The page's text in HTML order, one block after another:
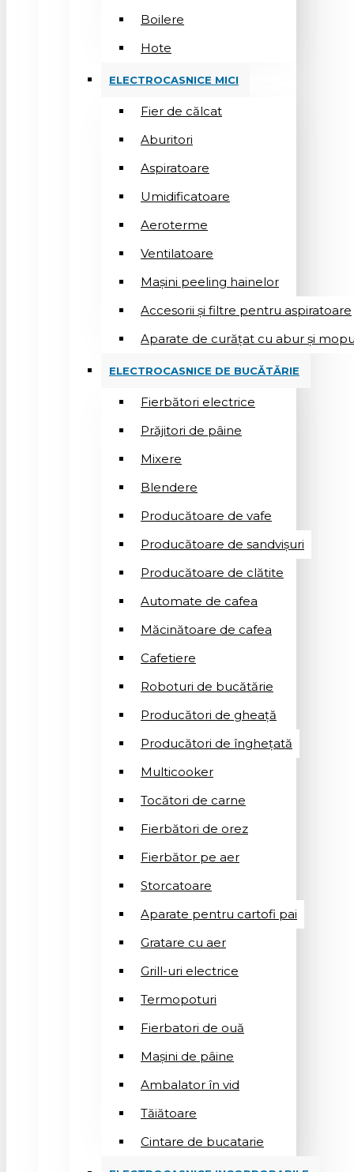
Boilere
Hote
ELECTROCASNICE MICI
Fier de călcat
Aburitori
Aspiratoare
Umidificatoare
Aeroterme
Ventilatoare
Mașini peeling hainelor
Accesorii și filtre pentru aspiratoare
Aparate de curățat cu abur și
ELECTROCASNICE DE BUCĂTĂRIE
Fierbători electrice
Prăjitori de pâine
Mixere
Blendere
Producătoare de vafe
Producătoare de sandvişuri
Producătoare de clătite
Automate de cafea
Măcinătoare de cafea
Cafetiere
Roboturi de bucătărie
Producători de gheață
Producători de înghețată
Multicooker
Tocători de carne
Fierbători de orez
Fierbător pe aer
Storcatoare
Aparate pentru cartofi pai
Gratare cu aer
Grill-uri electrice
Termopoturi
Fierbatori de ouă
Mașini de pâine
Ambalator în vid
Tăiătoare
Cintare de bucatarie